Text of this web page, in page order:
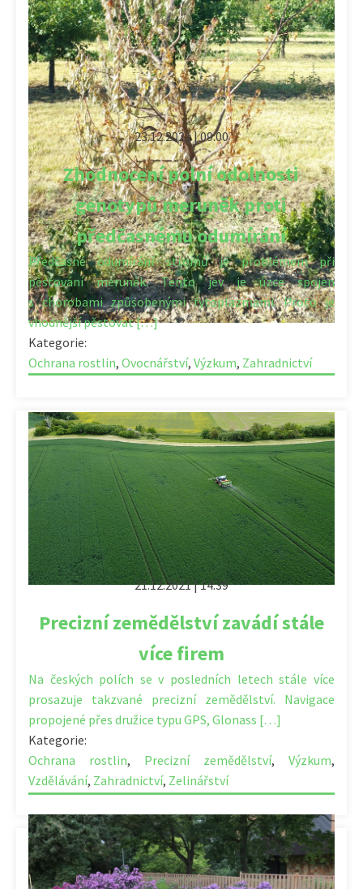
23.12.2021 | 09:00
Zhodnocení polní odolnosti
genotypů meruněk proti
předčasnému odumírání
Předčasné odumírání stromů je problémem při
pěstování meruněk. Tento jev je úzce spojen
s chorobami způsobenými fytoplazmami. Proto je
vhodnější pěstovat […]
Kategorie:
Ochrana rostlin, Ovocnářství, Výzkum, Zahradnictví
21.12.2021 | 14:39
Precizní zemědělství zavádí stále
více firem
Na českých polích se v posledních letech stále více
prosazuje takzvané precizní zemědělství. Navigace
propojené přes družice typu GPS, Glonass […]
Kategorie:
Ochrana rostlin, Precizní zemědělství, Výzkum,
Vzdělávání, Zahradnictví, Zelinářství